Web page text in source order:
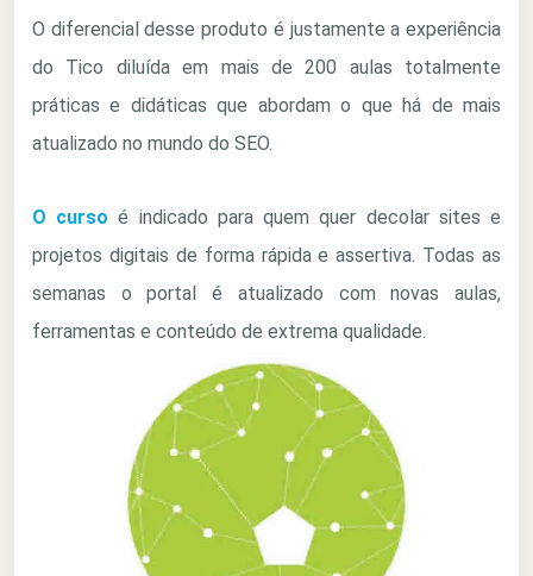
O diferencial desse produto é justamente a experiência
do Tico diluída em mais de 200 aulas totalmente
práticas e didáticas que abordam o que há de mais
atualizado no mundo do SEO.
O curso é indicado para quem quer decolar sites e
projetos digitais de forma rápida e assertiva. Todas as
semanas o portal é atualizado com novas aulas,
ferramentas e conteúdo de extrema qualidade.